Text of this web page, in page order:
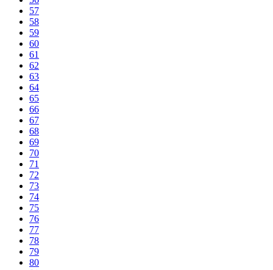
57
58
59
60
61
62
63
64
65
66
67
68
69
70
71
72
73
74
75
76
77
78
79
80